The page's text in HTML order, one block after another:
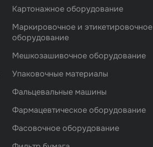
Картонажное оборудование
Маркировочное и этикетировочное
оборудование
Мешкозашивочное оборудование
Упаковочные материалы
Фальцевальные машины
Фармацевтическое оборудование
Фасовочноe оборудование